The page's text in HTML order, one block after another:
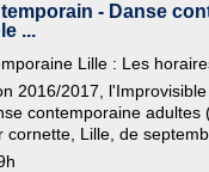
- Danse
...
Lille : Les
2016/2017,
contemporaine adultes
cornette, Lille, de